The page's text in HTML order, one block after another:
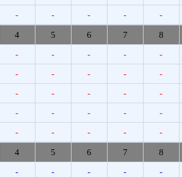
- - - - -
4 5 6 7 8
- - - - -
- - - - -
- - - - -
- - - - -
- - - - -
4 5 6 7 8
- - - - -